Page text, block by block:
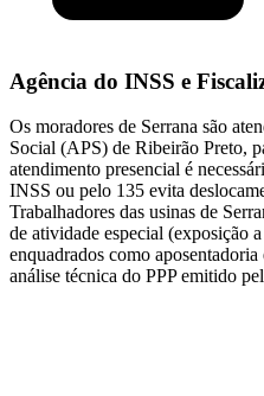
Agência do INSS e
Os moradores de Serrana são
Social (APS) de Ribeirão Preto,
atendimento presencial é
INSS ou pelo 135 evita
Trabalhadores das usinas de
de atividade especial (exposição
enquadrados como
análise técnica do PPP emitido